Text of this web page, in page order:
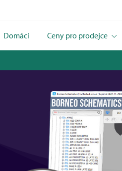
Domácí Ceny pro prodejce